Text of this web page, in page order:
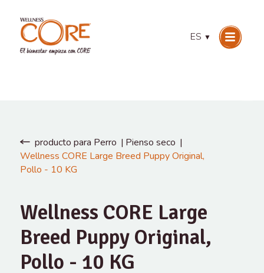
ES ▼
producto para Perro
Pienso seco
Wellness CORE Large Breed Puppy Original,
Pollo - 10 KG
Wellness CORE Large
Breed Puppy Original,
Pollo - 10 KG